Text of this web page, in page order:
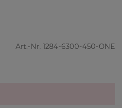
Art.-Nr. 1284-6300-450-ONE